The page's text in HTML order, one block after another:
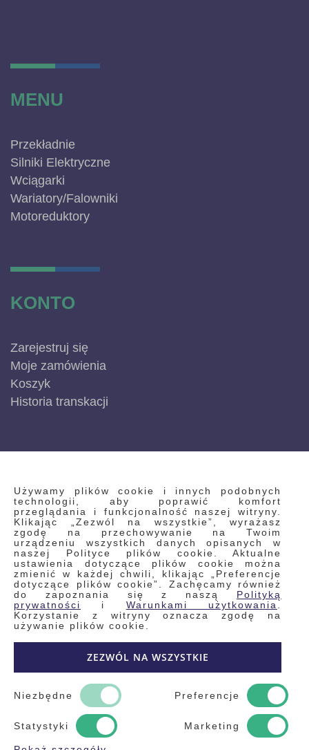
Używamy plików cookie i innych podobnych
technologii, aby poprawić komfort
przeglądania i funkcjonalność naszej witryny.
Klikając „Zezwól na wszystkie”, wyrażasz
zgodę na przechowywanie na Twoim
urządzeniu wszystkich danych opisanych w
naszej Polityce plików cookie. Aktualne
ustawienia dotyczące plików cookie można
zmienić w każdej chwili, klikając „Preferencje
dotyczące plików cookie”. Zachęcamy również
do zapoznania się z naszą Polityką
prywatności
i Warunkami użytkowania
Korzystanie z witryny oznacza zgodę na
używanie plików cookie.
ZEZWÓL NA WSZYSTKIE
Niezbędne Preferencje
Statystyki Marketing
MENU
Przekładnie
Silniki Elektryczne
Wciągarki
Wariatory/Falowniki
Motoreduktory
KONTO
Zarejestruj się
Moje zamówienia
Koszyk
Historia transkacji
INFORMACJE
Regulamin
Polityka prywatności i pliki cookie
Wyszukiwane frazy
Wyszukiwanie zaawansowane
Zamówienia
Skontaktuj się z nami
Odstąp od umowy
Kontakt